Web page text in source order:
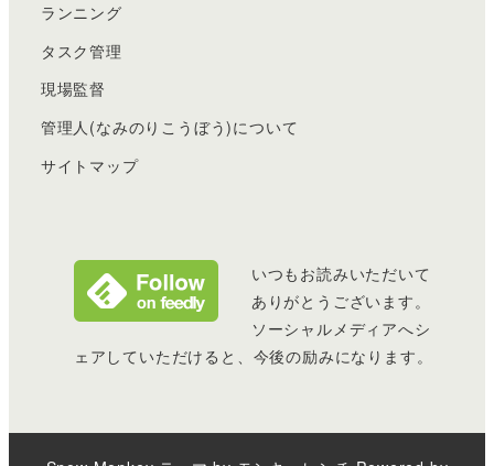
ランニング
タスク管理
現場監督
管理人(なみのりこうぼう)について
サイトマップ
いつもお読みいただいて
ありがとうございます。
ソーシャルメディアへシ
ェアしていただけると、今後の励みになります。